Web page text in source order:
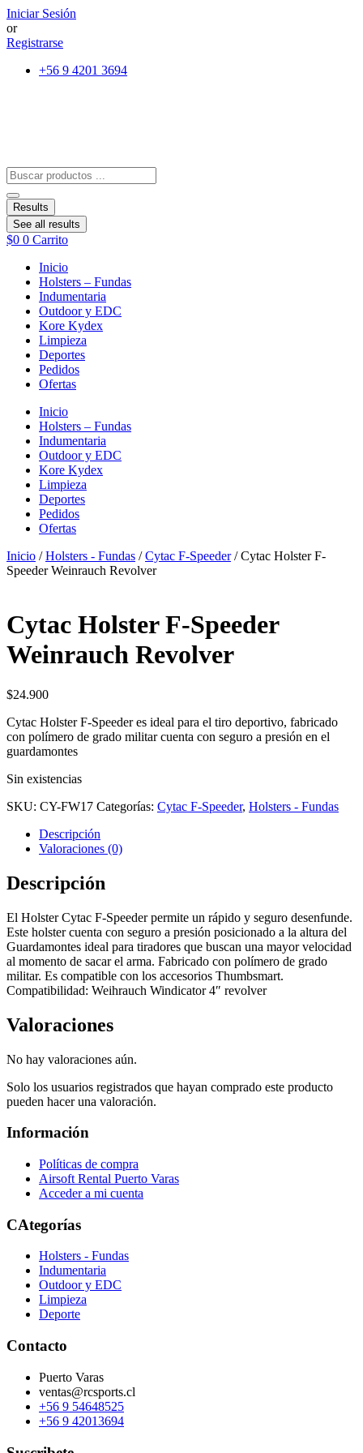
Ir
al
contenido
Iniciar Sesión
or
Registrarse
+56 9 4201 3694
Search
...
Results
See all results
$0 0 Carrito
Inicio
Holsters – Fundas
Indumentaria
Outdoor y EDC
Kore Kydex
Limpieza
Deportes
Pedidos
Ofertas
Inicio
Holsters – Fundas
Indumentaria
Outdoor y EDC
Kore Kydex
Limpieza
Deportes
Pedidos
Ofertas
Inicio /Holsters - Fundas /Cytac F-Speeder/ Cytac Holster F-
Speeder Weinrauch Revolver
Cytac Holster F-Speeder
Weinrauch Revolver
$24.900
Cytac Holster F-Speeder es ideal para el tiro deportivo, fabricado
con polímero de grado militar cuenta con seguro a presión en el
guardamontes
Sin existencias
SKU: CY-FW17 Categorías: Cytac F-Speeder, Holsters - Fundas
Descripción
Valoraciones (0)
Descripción
El Holster Cytac F-Speeder permite un rápido y seguro desenfunde.
Este holster cuenta con seguro a presión posicionado a la altura del
Guardamontes ideal para tiradores que buscan una mayor velocidad
al momento de sacar el arma. Fabricado con polímero de grado
militar. Es compatible con los accesorios Thumbsmart.
Compatibilidad: Weihrauch Windicator 4″ revolver
Valoraciones
No hay valoraciones aún.
Solo los usuarios registrados que hayan comprado este producto
pueden hacer una valoración.
Información
Políticas de compra
Airsoft Rental Puerto Varas
Acceder a mi cuenta
CAtegorías
Holsters - Fundas
Indumentaria
Outdoor y EDC
Limpieza
Deporte
Contacto
Puerto Varas
ventas@rcsports.cl
+56 9 54648525
+56 9 42013694